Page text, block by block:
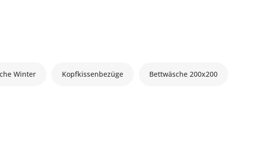
Winter Kopfkissenbezüge Bettwäsche 200x200